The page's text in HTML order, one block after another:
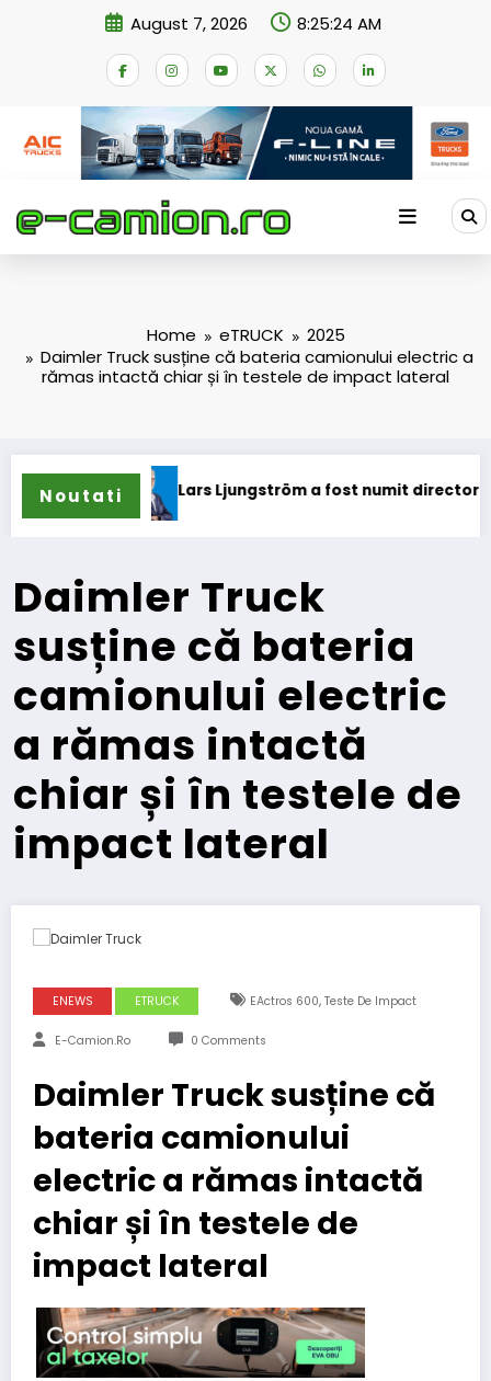
August 7, 2026 8:25:25 AM
Home eTRUCK
2025
Daimler Truck susține că bateria camionului electric a
rămas intactă chiar și în testele de impact lateral
Noutati
Lars Ljungström a fost numit director general (CFO)
Daimler Truck
susține că bateria
camionului electric
a rămas intactă
chiar și în testele de
impact lateral
ENEWS ETRUCK EActros 600, Teste De Impact
E-Camion.ro 0 Comments
Daimler Truck susține că
bateria camionului
electric a rămas intactă
chiar și în testele de
impact lateral